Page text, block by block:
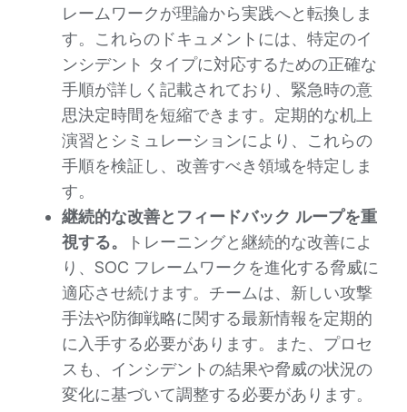
レームワークが理論から実践へと転換しま
す。これらのドキュメントには、特定のイ
ンシデント タイプに対応するための正確な
手順が詳しく記載されており、緊急時の意
思決定時間を短縮できます。定期的な机上
演習とシミュレーションにより、これらの
手順を検証し、改善すべき領域を特定しま
す。
継続的な改善とフィードバック ループを重
視する。
トレーニングと継続的な改善によ
り、SOC フレームワークを進化する脅威に
適応させ続けます。チームは、新しい攻撃
手法や防御戦略に関する最新情報を定期的
に入手する必要があります。また、プロセ
スも、インシデントの結果や脅威の状況の
変化に基づいて調整する必要があります。